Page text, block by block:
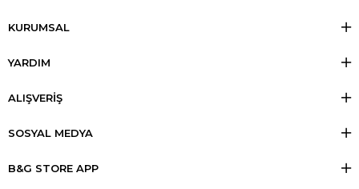
KURUMSAL
YARDIM
ALIŞVERİŞ
SOSYAL MEDYA
B&G STORE APP